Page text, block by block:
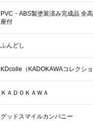
PVC・ABS製塗装済み完成品 全
座付
ふんどし
KDcolle（KADOKAWAコレクショ
ＫＡＤＯＫＡＷＡ
グッドスマイルカンパニー